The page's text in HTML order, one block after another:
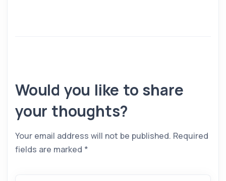
Would you like to share
your thoughts?
Your email address will not be published. Required
fields are marked *